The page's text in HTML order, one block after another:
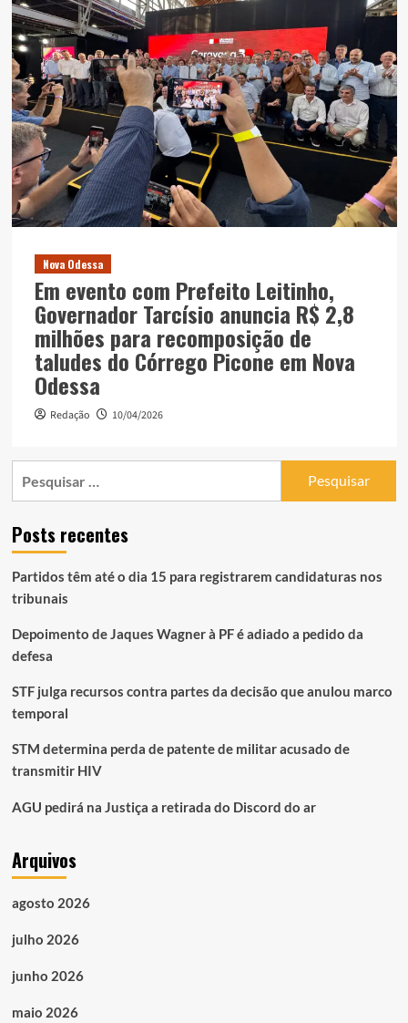
Nova Odessa
Em evento com Prefeito Leitinho,
Governador Tarcísio anuncia R$ 2,8
milhões para recomposição de
taludes do Córrego Picone em Nova
Odessa
Redação 10/04/2026
Posts recentes
Partidos têm até o dia 15 para registrarem candidaturas nos
tribunais
Depoimento de Jaques Wagner à PF é adiado a pedido da
defesa
STF julga recursos contra partes da decisão que anulou marco
temporal
STM determina perda de patente de militar acusado de
transmitir HIV
AGU pedirá na Justiça a retirada do Discord do ar
Arquivos
agosto 2026
julho 2026
junho 2026
maio 2026